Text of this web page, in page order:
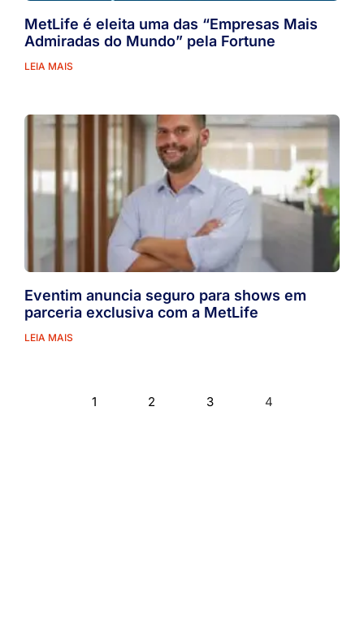
MetLife é eleita uma das “Empresas Mais
Admiradas do Mundo” pela Fortune
LEIA MAIS
Eventim anuncia seguro para shows em
parceria exclusiva com a MetLife
LEIA MAIS
1 2 3 4